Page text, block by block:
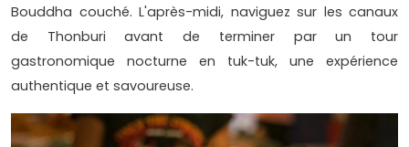
Bouddha couché. L'après-midi, naviguez sur les canaux
de Thonburi avant de terminer par un tour
gastronomique nocturne en tuk-tuk, une expérience
authentique et savoureuse.